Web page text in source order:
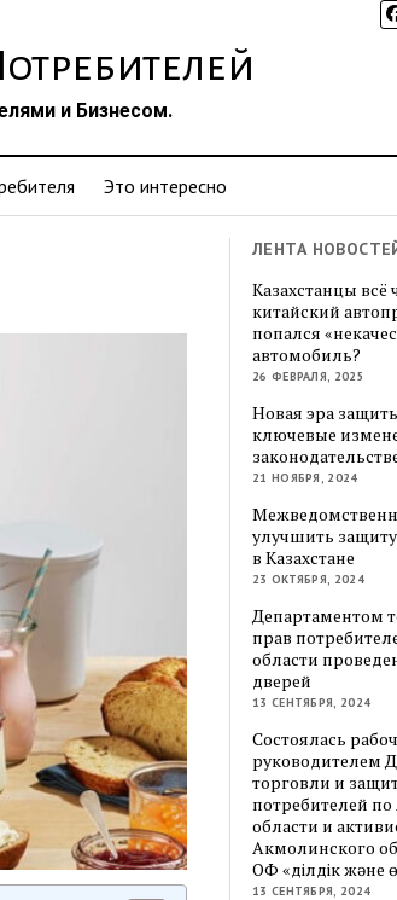
и Бизнесом.
Это интересно
ЛЕНТА
Казахстанцы
китайский
попался
автомобиль?
26 ФЕВРАЛЯ, 2025
Новая эра
ключевые
21 НОЯБРЯ, 2024
улучшить
в Казахстане
23 ОКТЯБРЯ, 2024
Департаментом
прав
области
дверей
13 СЕНТЯБРЯ, 2024
Состоялась
руководителем
торговли и
потребителей
области и
Акмолинского
ОФ «Әділдік және
13 СЕНТЯБРЯ, 2024